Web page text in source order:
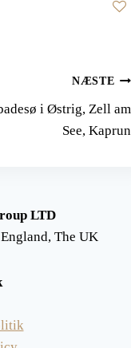
NÆSTE
i Østrig, Zell am
See, Kaprun
LTD
The UK